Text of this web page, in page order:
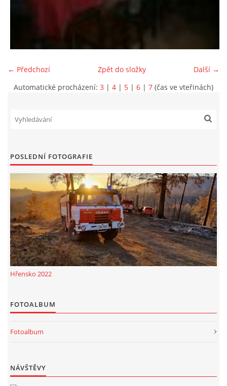
← Předchozí Další →
Zpět do složky
Automatické procházení: 3 | 4 | 5 | 6 | 7 (čas ve vteřinách)
POSLEDNÍ FOTOGRAFIE
Hřensko 2022
FOTOALBUM
Fotoalbum
NÁVŠTĚVY